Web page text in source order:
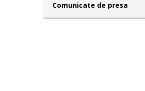
Comunicate de presa